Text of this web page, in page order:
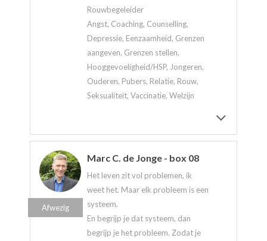
Rouwbegeleider
Angst, Coaching, Counselling,
Depressie, Eenzaamheid, Grenzen
aangeven, Grenzen stellen,
Hooggevoeligheid/HSP, Jongeren,
Ouderen, Pubers, Relatie, Rouw,
Seksualiteit, Vaccinatie, Welzijn
Marc C. de Jonge - box 08
Het leven zit vol problemen, ik
weet het. Maar elk probleem is een
systeem.
En begrijp je dat systeem, dan
begrijp je het probleem. Zodat je
Afwezig